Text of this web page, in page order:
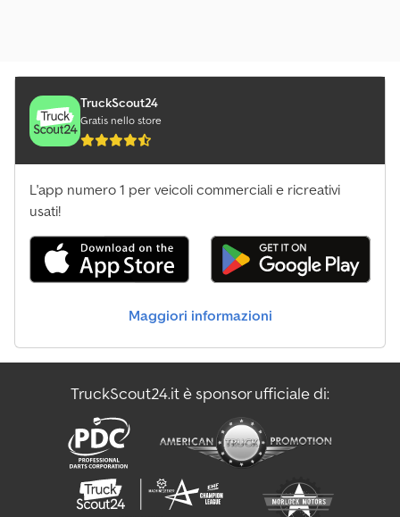
TruckScout24
Gratis nello store
L'app numero 1 per veicoli commerciali e ricreativi
usati!
Maggiori informazioni
TruckScout24.it è sponsor ufficiale di: